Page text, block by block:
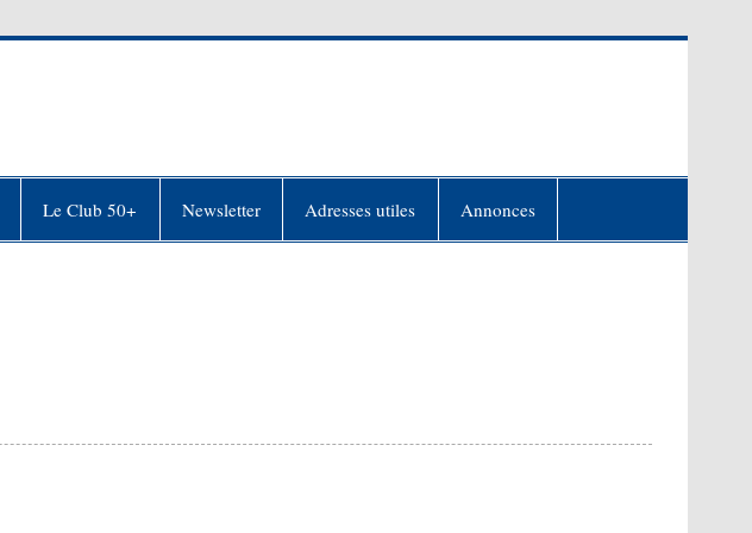
Le Club 50+ Newsletter Adresses utiles Annonces